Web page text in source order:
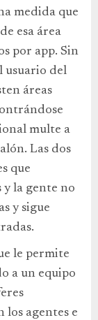
medida que
esa área
por app. Sin
usuario del
áreas
multe a
Las dos
que
y la gente no
y sigue
le permite
a un equipo
los agentes e